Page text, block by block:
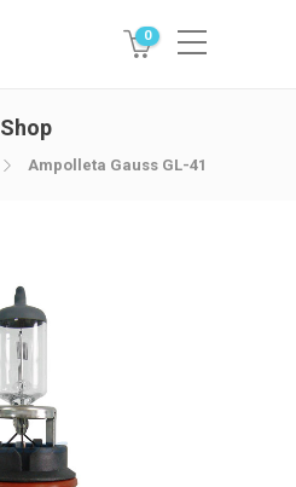
0
Shop
Ampolleta Gauss GL-41